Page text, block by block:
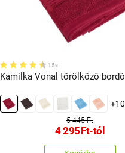
15x
Kamilka Vonal törölköző bordó
+10
5 445 Ft
4 295Ft-tól